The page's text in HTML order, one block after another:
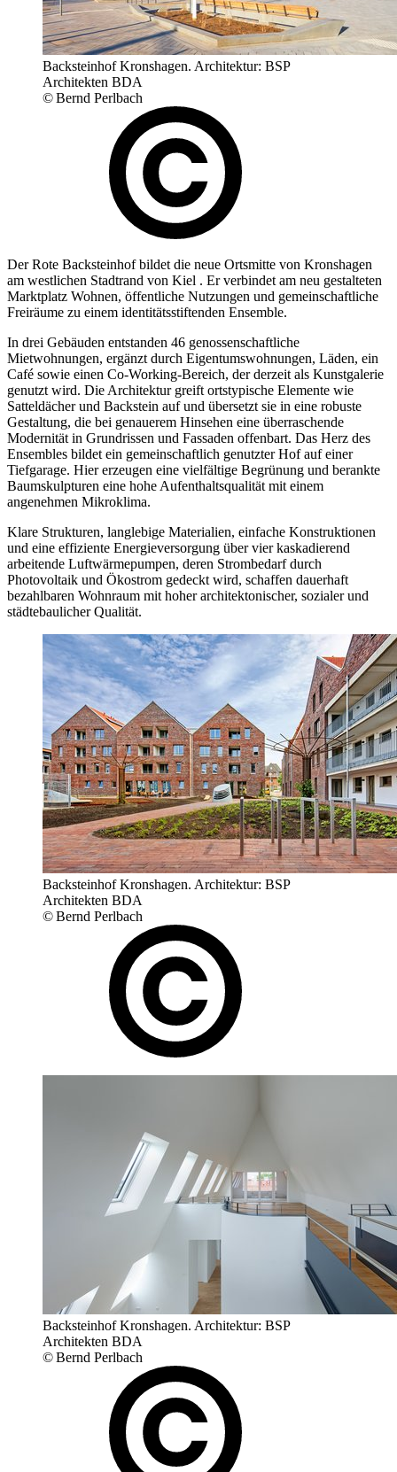
Backsteinhof Kronshagen. Architektur: BSP
Architekten BDA
© Bernd Perlbach
Der Rote Backsteinhof bildet die neue Ortsmitte von Kronshagen
am westlichen Stadtrand von Kiel . Er verbindet am neu gestalteten
Marktplatz Wohnen, öffentliche Nutzungen und gemeinschaftliche
Freiräume zu einem identitätsstiftenden Ensemble.
In drei Gebäuden entstanden 46 genossenschaftliche
Mietwohnungen, ergänzt durch Eigentumswohnungen, Läden, ein
Café sowie einen Co-Working-Bereich, der derzeit als Kunstgalerie
genutzt wird. Die Architektur greift ortstypische Elemente wie
Satteldächer und Backstein auf und übersetzt sie in eine robuste
Gestaltung, die bei genauerem Hinsehen eine überraschende
Modernität in Grundrissen und Fassaden offenbart. Das Herz des
Ensembles bildet ein gemeinschaftlich genutzter Hof auf einer
Tiefgarage. Hier erzeugen eine vielfältige Begrünung und berankte
Baumskulpturen eine hohe Aufenthaltsqualität mit einem
angenehmen Mikroklima.
Klare Strukturen, langlebige Materialien, einfache Konstruktionen
und eine effiziente Energieversorgung über vier kaskadierend
arbeitende Luftwärmepumpen, deren Strombedarf durch
Photovoltaik und Ökostrom gedeckt wird, schaffen dauerhaft
bezahlbaren Wohnraum mit hoher architektonischer, sozialer und
städtebaulicher Qualität.
Backsteinhof Kronshagen. Architektur: BSP
Architekten BDA
© Bernd Perlbach
Backsteinhof Kronshagen. Architektur: BSP
Architekten BDA
© Bernd Perlbach